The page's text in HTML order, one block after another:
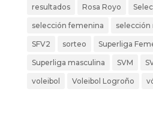
resultados Rosa Royo
selección femenina selección
SFV2 sorteo Superliga
Superliga masculina SVM
voleibol Voleibol Logroño